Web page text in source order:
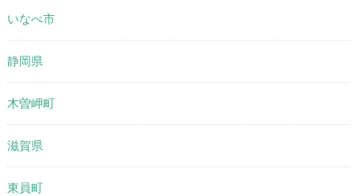
いなべ市
静岡県
木曽岬町
滋賀県
東員町